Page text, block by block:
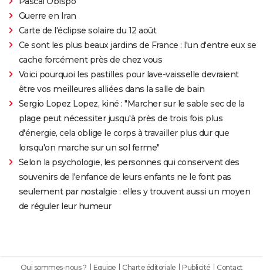
Guerre en Iran
Carte de l'éclipse solaire du 12 août
Ce sont les plus beaux jardins de France : l'un d'entre eux se
cache forcément près de chez vous
Voici pourquoi les pastilles pour lave-vaisselle devraient
être vos meilleures alliées dans la salle de bain
Sergio Lopez Lopez, kiné : "Marcher sur le sable sec de la
plage peut nécessiter jusqu'à près de trois fois plus
d'énergie, cela oblige le corps à travailler plus dur que
lorsqu'on marche sur un sol ferme"
Selon la psychologie, les personnes qui conservent des
souvenirs de l'enfance de leurs enfants ne le font pas
seulement par nostalgie : elles y trouvent aussi un moyen
de réguler leur humeur
Qui sommes-nous ? Equipe Charte éditoriale Publicité Contact